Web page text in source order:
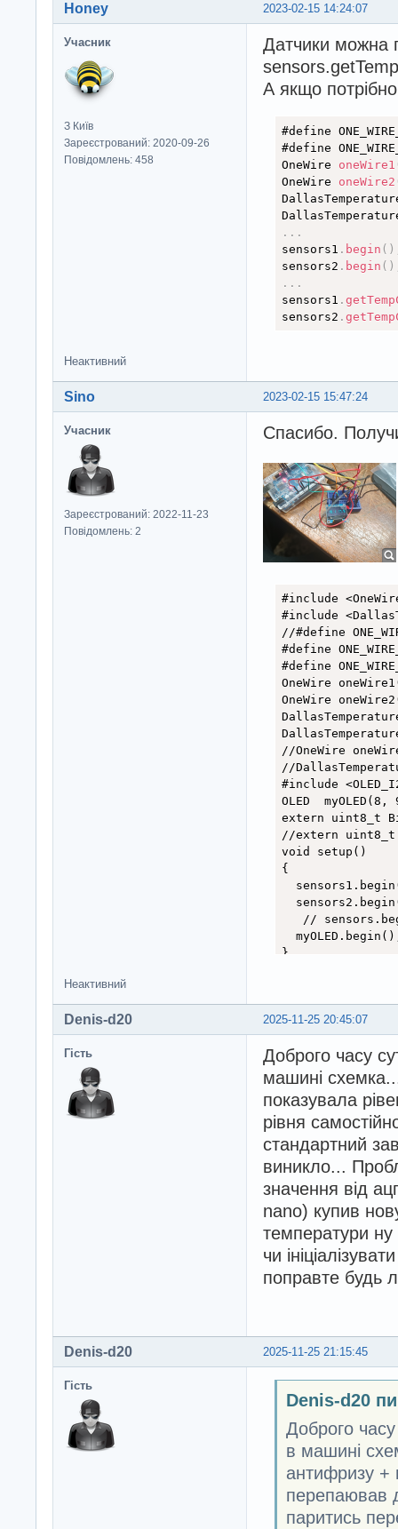
2023-02-15 14:24:07
Honey
Учасник
З Київ
Зареєстрований: 2020-09-26
Повідомлень: 458
Датчики можна
А якщо
#define
#define
OneWire oneWire1
OneWire oneWire2
. . .
sensors1 . begin ( )
sensors2 . begin ( )
. . .
sensors1 .
sensors2 .
Неактивний
2023-02-15 15:47:24
Sino
Учасник
Зареєстрований: 2022-11-23
Повідомлень: 2
Спасибо.
#include
#include
//#define
#define
#define
OneWire
OneWire
//OneWire
//
#include
OLED
extern uint8_t
//extern uint8_t
void setup()
{
//
}
myOLED.update();
delay(100);
Неактивний
2025-11-25 20:45:07
Denis-d20
Гість
Доброго часу
машині
показувала
рівня
стандартний
виникло...
значення від
nano) купив
температури ну
чи
поправте будь
2025-11-25 21:15:45
Denis-d20
Гість
Denis-d20
Доброго
в машині
антифризу +
перепаював
паритись